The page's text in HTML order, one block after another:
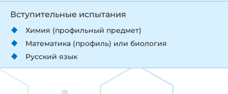
Вступительные испытания
Химия (профильный предмет)
Математика (профиль) или биология
Русский язык